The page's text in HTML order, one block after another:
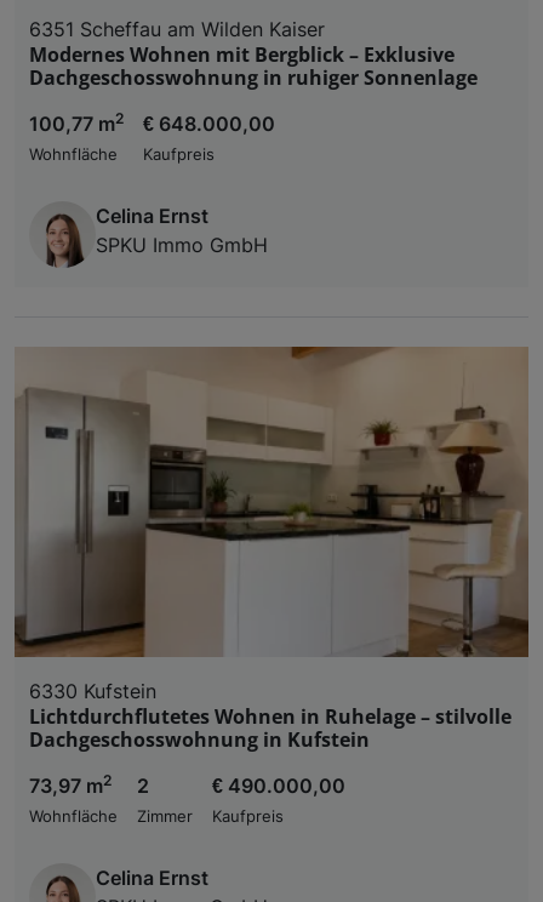
6351 Scheffau am Wilden Kaiser
Modernes Wohnen mit Bergblick – Exklusive
Dachgeschosswohnung in ruhiger Sonnenlage
100,77 m2
Wohnfläche
€ 648.000,00
Kaufpreis
Celina Ernst
SPKU Immo GmbH
6330 Kufstein
Lichtdurchflutetes Wohnen in Ruhelage – stilvolle
Dachgeschosswohnung in Kufstein
73,97 m2
Wohnfläche
2
Zimmer
€ 490.000,00
Kaufpreis
Celina Ernst